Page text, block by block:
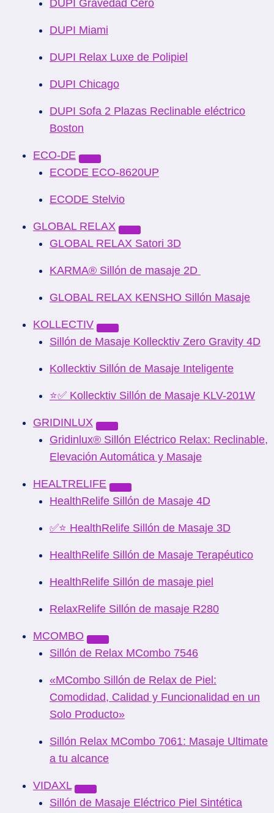
DUPI Gravedad Cero
DUPI Miami
DUPI Relax Luxe de Polipiel
DUPI Chicago
DUPI Sofa 2 Plazas Reclinable eléctrico
Boston
ECO-DE
ECODE ECO-8620UP
ECODE Stelvio
GLOBAL RELAX
GLOBAL RELAX Satori 3D
KARMA® Sillón de masaje 2D
GLOBAL RELAX KENSHO Sillón Masaje
KOLLECTIV
Sillón de Masaje Kollecktiv Zero Gravity 4D
Kollecktiv Sillón de Masaje Inteligente
⭐✅ Kollecktiv Sillón de Masaje KLV-201W
GRIDINLUX
Gridinlux® Sillón Eléctrico Relax: Reclinable,
Elevación Automática y Masaje
HEALTRELIFE
HealthRelife Sillón de Masaje 4D
✅⭐ HealthRelife Sillón de Masaje 3D
HealthRelife Sillón de Masaje Terapéutico
HealthRelife Sillón de masaje piel
RelaxRelife Sillón de masaje R280
MCOMBO
Sillón de Relax MCombo 7546
«MCombo Sillón de Relax de Piel:
Comodidad, Calidad y Funcionalidad en un
Solo Producto»
Sillón Relax MCombo 7061: Masaje Ultimate
a tu alcance
VIDAXL
Sillón de Masaje Eléctrico Piel Sintética